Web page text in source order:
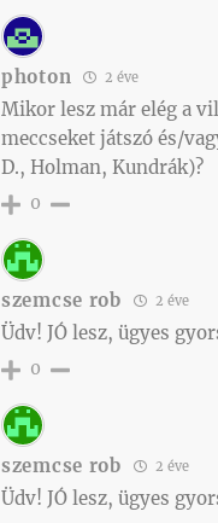
photon 2 éve
Mikor lesz már elég a
meccseket játszó és/
D., Holman, Kundrák)?
0
szemcse rob 2 éve
Üdv! JÓ lesz, ügyes
0
szemcse rob 2 éve
Üdv! JÓ lesz, ügyes